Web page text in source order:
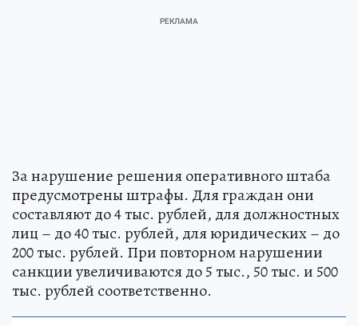
За нарушение решения оперативного штаба
предусмотрены штрафы. Для граждан они
составляют до 4 тыс. рублей, для должностных
лиц – до 40 тыс. рублей, для юридических – до
200 тыс. рублей. При повторном нарушении
санкции увеличиваются до 5 тыс., 50 тыс. и 500
тыс. рублей соответственно.